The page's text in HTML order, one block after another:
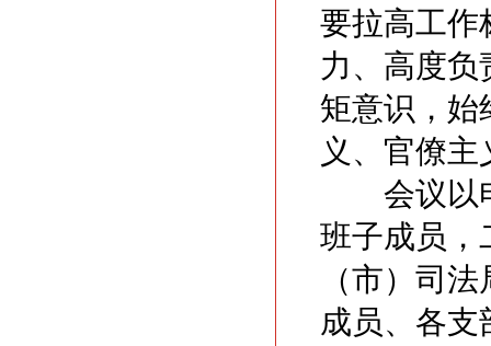
要拉高工作
力、高度负
矩意识，始
义、官僚主
会议以电
班子成员，
（市）司
成员、各